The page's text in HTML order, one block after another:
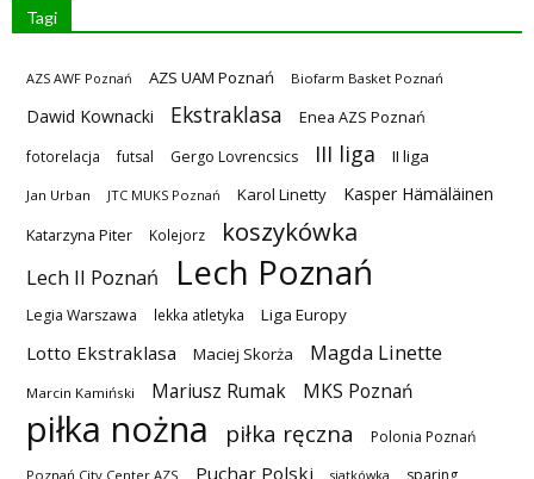
Tagi
AZS AWF Poznań AZS UAM Poznań Biofarm Basket Poznań
Dawid Kownacki Ekstraklasa Enea AZS Poznań
fotorelacja futsal Gergo Lovrencsics III liga II liga
Jan Urban JTC MUKS Poznań Karol Linetty Kasper Hämäläinen
Katarzyna Piter Kolejorz koszykówka
Lech II Poznań Lech Poznań
Legia Warszawa lekka atletyka Liga Europy
Lotto Ekstraklasa Maciej Skorża Magda Linette
Marcin Kamiński Mariusz Rumak MKS Poznań
piłka nożna piłka ręczna Polonia Poznań
Poznań City Center AZS Puchar Polski siatkówka